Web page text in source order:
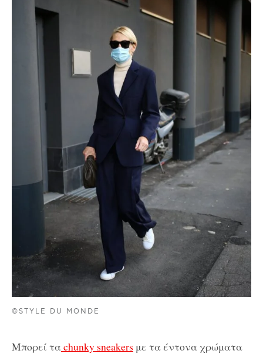
©STYLE DU MONDE
Μπορεί ταchunky sneakers με τα έντονα χρώματα